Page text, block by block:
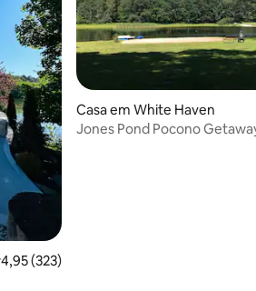
média de 4,95 em 5 estrelas,
4,95 (323)
Casa em White Haven
Jones Pond Pocono